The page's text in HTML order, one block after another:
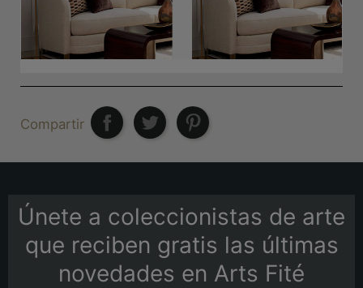
Compartir
Únete a coleccionistas de arte
que reciben gratis las últimas
novedades en Arts Fité